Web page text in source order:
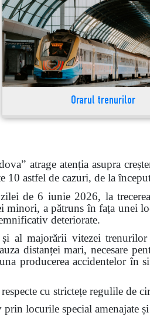
Orarul trenurilor
atrage atenția asupra
10 astfel de cazuri, de la
de 6 iunie 2026, la
a pătruns în fața unei
deteriorate.
majorării vitezei trenurilor
distanței mari, necesare
producerea accidentelor în
cu strictețe regulile de
locurile special amenajate